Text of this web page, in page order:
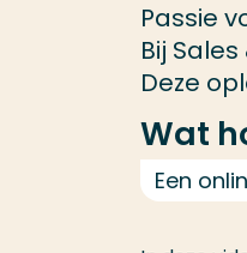
Passie
Bij
Deze
Wat
Een